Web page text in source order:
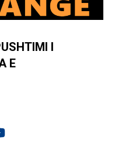
I
E